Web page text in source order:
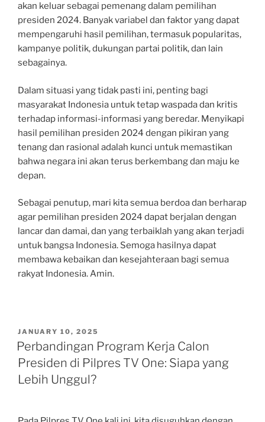
akan keluar sebagai pemenang dalam pemilihan
presiden 2024. Banyak variabel dan faktor yang dapat
mempengaruhi hasil pemilihan, termasuk popularitas,
kampanye politik, dukungan partai politik, dan lain
sebagainya.
Dalam situasi yang tidak pasti ini, penting bagi
masyarakat Indonesia untuk tetap waspada dan kritis
terhadap informasi-informasi yang beredar. Menyikapi
hasil pemilihan presiden 2024 dengan pikiran yang
tenang dan rasional adalah kunci untuk memastikan
bahwa negara ini akan terus berkembang dan maju ke
depan.
Sebagai penutup, mari kita semua berdoa dan berharap
agar pemilihan presiden 2024 dapat berjalan dengan
lancar dan damai, dan yang terbaiklah yang akan terjadi
untuk bangsa Indonesia. Semoga hasilnya dapat
membawa kebaikan dan kesejahteraan bagi semua
rakyat Indonesia. Amin.
POSTED
ON
JANUARY 10, 2025
Perbandingan Program Kerja Calon
Presiden di Pilpres TV One: Siapa yang
Lebih Unggul?